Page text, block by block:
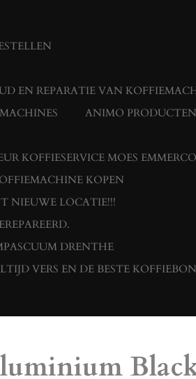
EN REPARATIE VAN
ANIMO PRODUCTEN
KOFFIESERVICE MOES
KOPEN
NIEUWE LOCATIE!!!
DRENTHE
VERS EN DE BESTE